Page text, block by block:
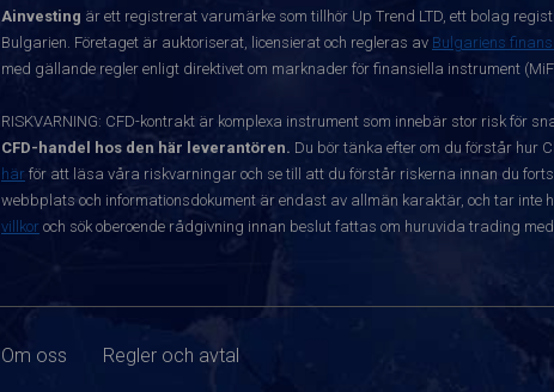
Ainvesting är ett registrerat varumärke som tillhör Up Trend LTD, ett bolag
Bulgarien. Företaget är auktoriserat, licensierat och regleras av Bulgariens
med gällande regler enligt direktivet om marknader för finansiella instrument
RISKVARNING: CFD-kontrakt är komplexa instrument som innebär stor risk för
CFD-handel hos den här leverantören. Du bör tänka efter om du förstår hur
här för att läsa våra riskvarningar och se till att du förstår riskerna innan du
webbplats och informationsdokument är endast av allmän karaktär, och tar inte
villkor och sök oberoende rådgivning innan beslut fattas om huruvida trading
Om oss Regler och avtal